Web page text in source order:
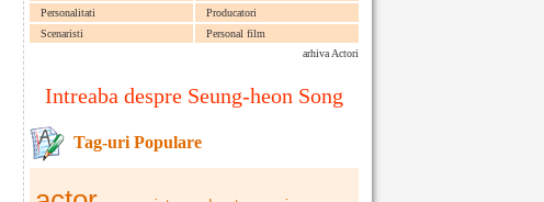
Personalitati
Producatori
Scenaristi
Personal film
arhiva Actori
Intreaba despre Seung-heon Song
Tag-uri Populare